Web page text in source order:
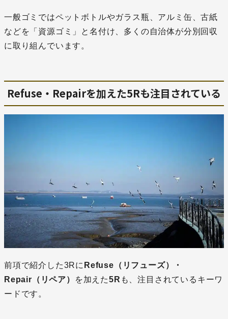
一般ゴミではペットボトルやガラス瓶、アルミ缶、古紙
などを「資源ゴミ」と名付け、多くの自治体が分別回収
に取り組んでいます。
Refuse・Repairを加えた5Rも注目されている
前項で紹介した3Rに Refuse（リフューズ）・
Repair（リペア）
を加えた5R も、注目されているキーワ
ードです。